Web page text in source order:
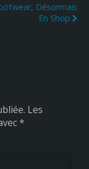
Désormais
En Shop
Les
*